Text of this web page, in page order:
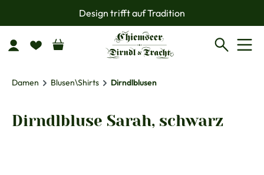
Zum Hauptinhalt springenDesign trifft auf Tradition
Damen Blusen\Shirts Dirndlblusen
Dirndlbluse Sarah, schwarz